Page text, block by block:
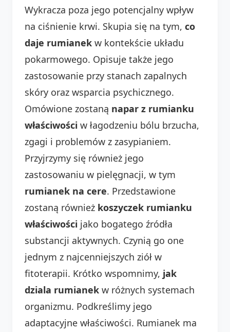
Wykracza poza jego potencjalny wpływ
na ciśnienie krwi. Skupia się na tym, co
daje rumianek w kontekście układu
pokarmowego. Opisuje także jego
zastosowanie przy stanach zapalnych
skóry oraz wsparcia psychicznego.
Omówione zostaną napar z rumianku
właściwości w łagodzeniu bólu brzucha,
zgagi i problemów z zasypianiem.
Przyjrzymy się również jego
zastosowaniu w pielęgnacji, w tym
rumianek na cere. Przedstawione
zostaną również koszyczek rumianku
właściwości jako bogatego źródła
substancji aktywnych. Czynią go one
jednym z najcenniejszych ziół w
fitoterapii. Krótko wspomnimy, jak
dziala rumianek w różnych systemach
organizmu. Podkreślimy jego
adaptacyjne właściwości. Rumianek ma